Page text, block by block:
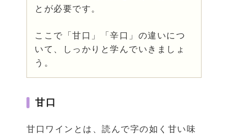
とが必要です。
ここで「甘口」「辛口」の違いにつ
いて、しっかりと学んでいきましょ
う。
甘口
甘口ワインとは、読んで字の如く甘い味